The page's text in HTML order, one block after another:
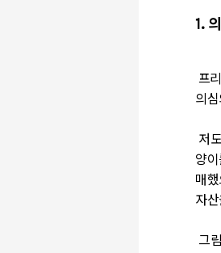
1.
프
의
저
양
매
자
그